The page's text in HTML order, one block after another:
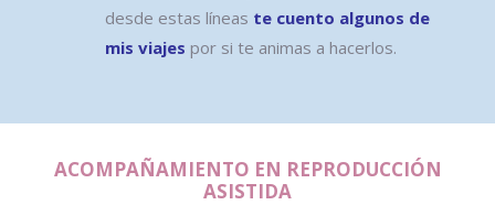
desde estas líneas te cuento algunos de
mis viajes por si te animas a hacerlos.
ACOMPAÑAMIENTO EN REPRODUCCIÓN
ASISTIDA